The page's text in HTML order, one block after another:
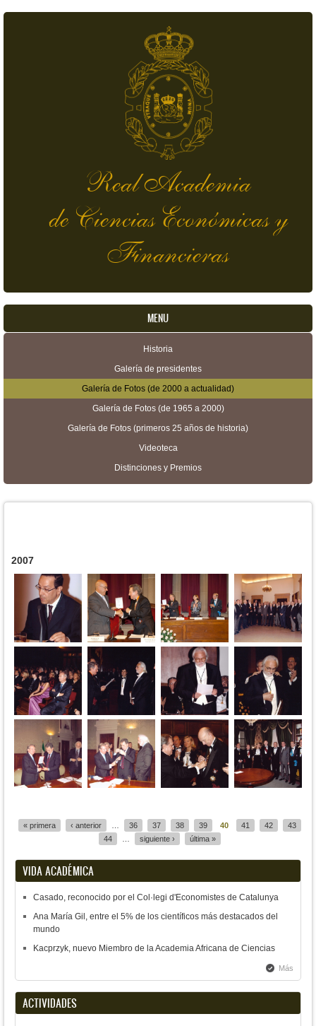
Real Academia
de Ciencias Económicas y
Financieras
MENU
Historia
Galería de presidentes
Galería de Fotos (de 2000 a actualidad)
Galería de Fotos (de 1965 a 2000)
Galería de Fotos (primeros 25 años de historia)
Videoteca
Distinciones y Premios
2007
« primera ‹ anterior 36 37 38 39 40 41 42
43
44
siguiente › última »
VIDA ACADÉMICA
Casado, reconocido por el Col·legi d'Economistes de Catalunya
Ana María Gil, entre el 5% de los científicos más destacados del
mundo
Kacprzyk, nuevo Miembro de la Academia Africana de Ciencias
Más
ACTIVIDADES